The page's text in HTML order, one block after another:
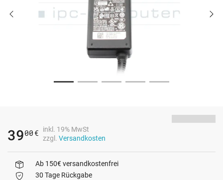
3900 €
inkl. 19% MwSt
zzgl. Versandkosten
Ab 150€ versandkostenfrei
30 Tage Rückgabe